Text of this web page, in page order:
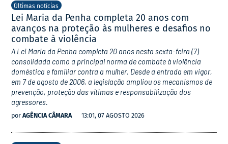
Últimas notícias
Lei Maria da Penha completa 20 anos com
avanços na proteção às mulheres e desafios no
combate à violência
A Lei Maria da Penha completa 20 anos nesta sexta-feira (7)
consolidada como a principal norma de combate à violência
doméstica e familiar contra a mulher. Desde a entrada em vigor,
em 7 de agosto de 2006, a legislação ampliou os mecanismos de
prevenção, proteção das vítimas e responsabilização dos
agressores.
por AGÊNCIA CÂMARA 13:01, 07 AGOSTO 2026